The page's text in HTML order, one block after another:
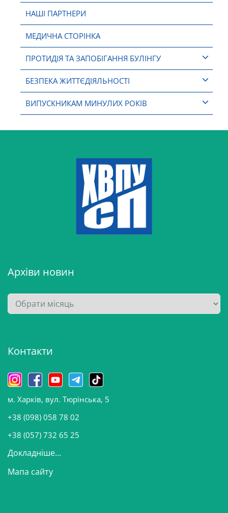
НАШІ ПАРТНЕРИ
МЕДИЧНА СТОРІНКА
ПРОТИДІЯ ТА ЗАПОБІГАННЯ БУЛІНГУ
БЕЗПЕКА ЖИТТЄДІЯЛЬНОСТІ
ВИПУСКНИКАМ МИНУЛИХ РОКІВ
Архіви новин
А
р
в
н
о
в
и
Контакти
м. Харків, вул. Тюрінська, 5
+38 (098) 058 78 02
+38 (057) 732 65 25
Докладніше...
Мапа сайту